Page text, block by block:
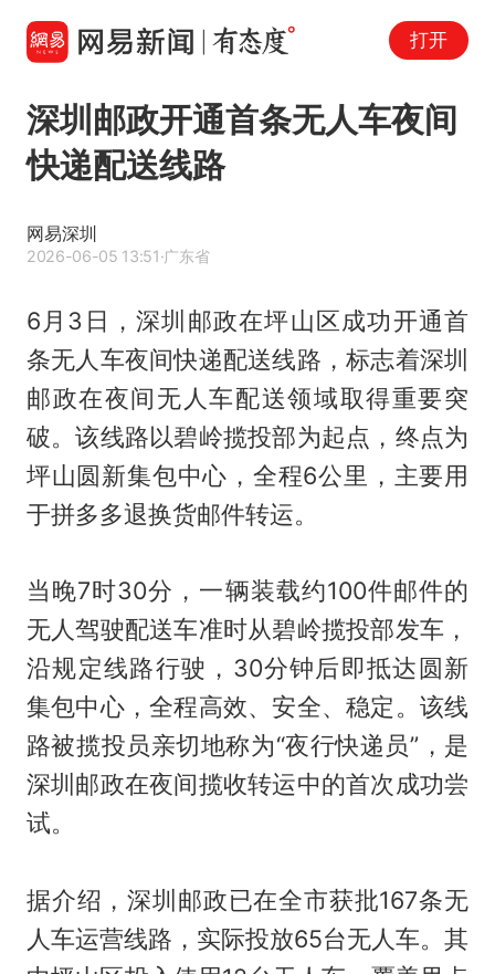
打开
深圳邮政开通首条无人车夜间
快递配送线路
网易深圳
2026-06-05 13:51·广东省
6月3日，深圳邮政在坪山区成功开通首
条无人车夜间快递配送线路，标志着深圳
邮政在夜间无人车配送领域取得重要突
破。该线路以碧岭揽投部为起点，终点为
坪山圆新集包中心，全程6公里，主要用
于拼多多退换货邮件转运。
当晚7时30分，一辆装载约100件邮件的
无人驾驶配送车准时从碧岭揽投部发车，
沿规定线路行驶，30分钟后即抵达圆新
集包中心，全程高效、安全、稳定。该线
路被揽投员亲切地称为“夜行快递员”，是
深圳邮政在夜间揽收转运中的首次成功尝
试。
据介绍，深圳邮政已在全市获批167条无
人车运营线路，实际投放65台无人车。其